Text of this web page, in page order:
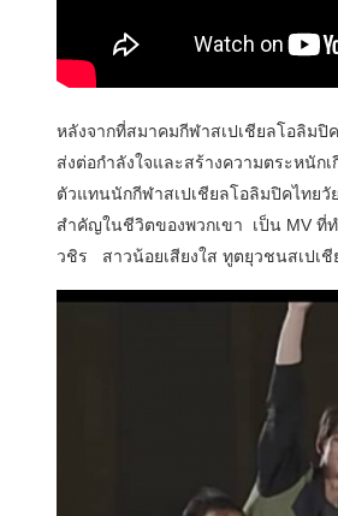
หลังจากที่สมาคมกีฬาสเปเชียลโอลิมปิ
ส่งต่อกำลังใจและสร้างความตระหนั
ตัวแทนนักกีฬาสเปเชียลโอลิมปิคไทย
สำคัญในชีวิตของพวกเขา เป็น MV ที่
วชิร สาวน้อยเสียงใส ทูตยุวชนสเปเชี